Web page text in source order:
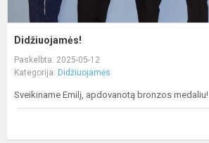
Didžiuojamės!
Paskelbta: 2025-05-12
Kategorija: Didžiuojamės
Sveikiname Emilį, apdovanotą bronzos medaliu!